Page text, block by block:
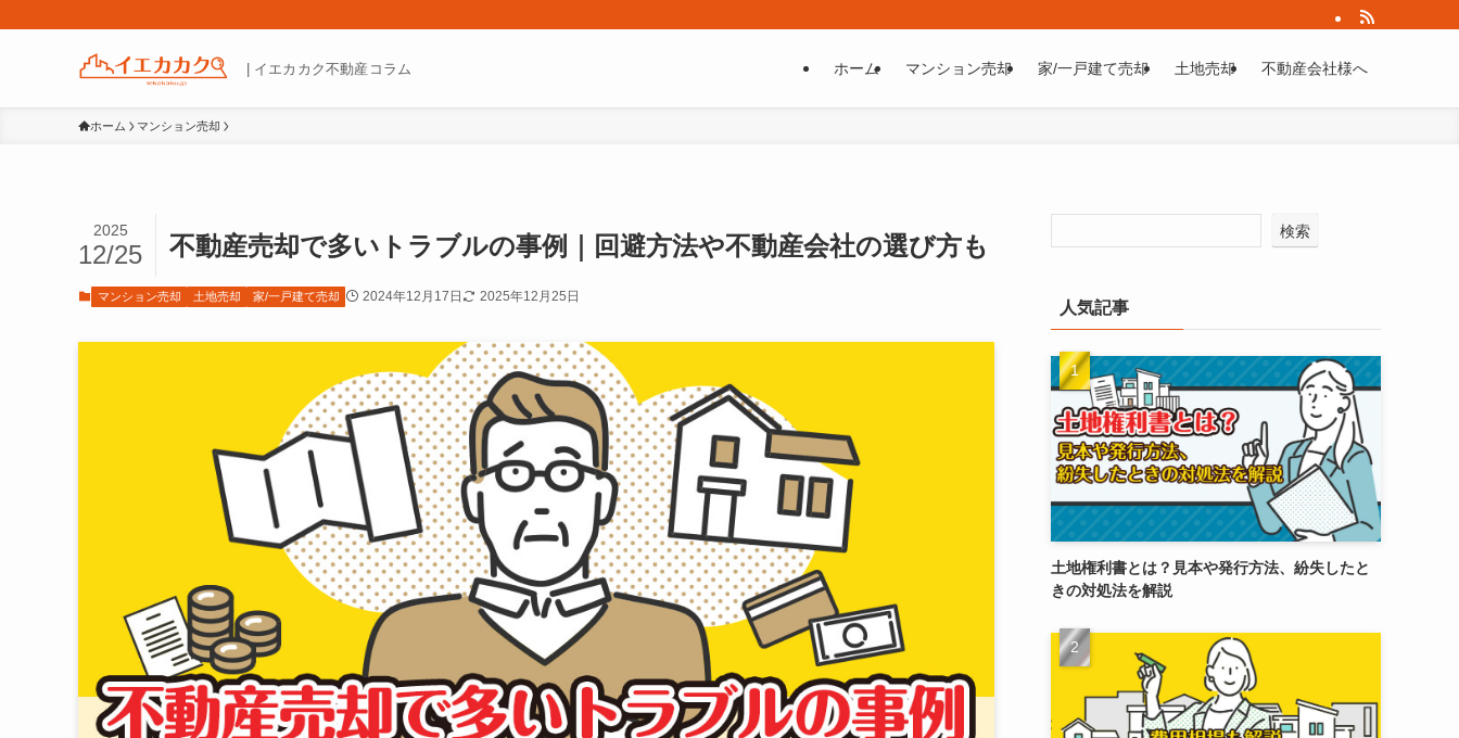
| イエカカク不動産コラム ホーム マンション売却 家/一戸建て売却 土地売却 不動産会社様へ
ホーム マンション売却
不動産売却で多いトラブルの事例｜回避方法や不動産会社の選び方も
2025
12/25
マンション売却 土地売却 家/一戸建て売却 2024年12月17日 2025年12月25日
検索
人気記事
土地権利書とは？見本や発行方法、紛失したと
きの対処法を解説